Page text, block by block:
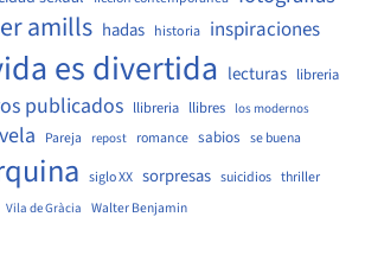
amills hadas historia inspiraciones
es divertida lecturas libreria
publicados llibreria llibres los modernos
Pareja repost romance sabios se buena
siglo XX sorpresas suicidios thriller
Vila de Gràcia Walter Benjamin